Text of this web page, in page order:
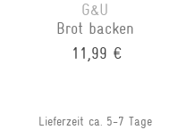
G&U
Brot backen
11,99 €
Lieferzeit ca. 5-7 Tage